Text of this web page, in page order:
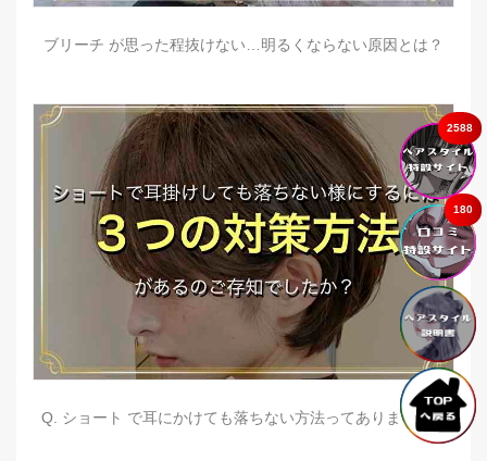
ブリーチ が思った程抜けない…明るくならない原因とは？
Q. ショート で耳にかけても落ちない方法ってありますか？
180
2588